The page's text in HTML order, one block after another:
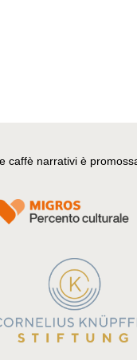
caffè narrativi è